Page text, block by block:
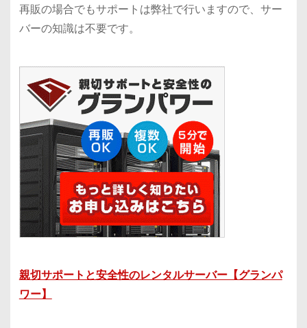
再販の場合でもサポートは弊社で行いますので、サー
バーの知識は不要です。
親切サポートと安全性のレンタルサーバー【グランパ
ワー】